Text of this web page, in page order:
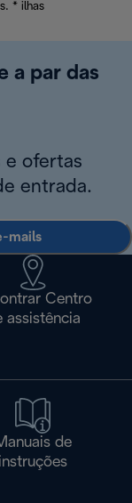
* ilhas
a par das
e ofertas
entrada.
mails
Centro
assistência
de
instruções